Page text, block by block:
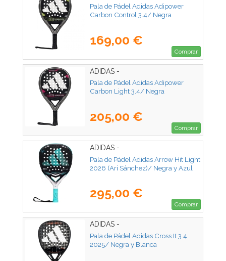
Pala de Pádel Adidas Adipower
Carbon Control 3.4/ Negra
169,00 €
Comprar
ADIDAS -
Pala de Pádel Adidas Adipower
Carbon Light 3.4/ Negra
205,00 €
Comprar
ADIDAS -
Pala de Pádel Adidas Arrow Hit Light
2026 (Ari Sánchez)/ Negra y Azul
295,00 €
Comprar
ADIDAS -
Pala de Pádel Adidas Cross It 3.4
2025/ Negra y Blanca